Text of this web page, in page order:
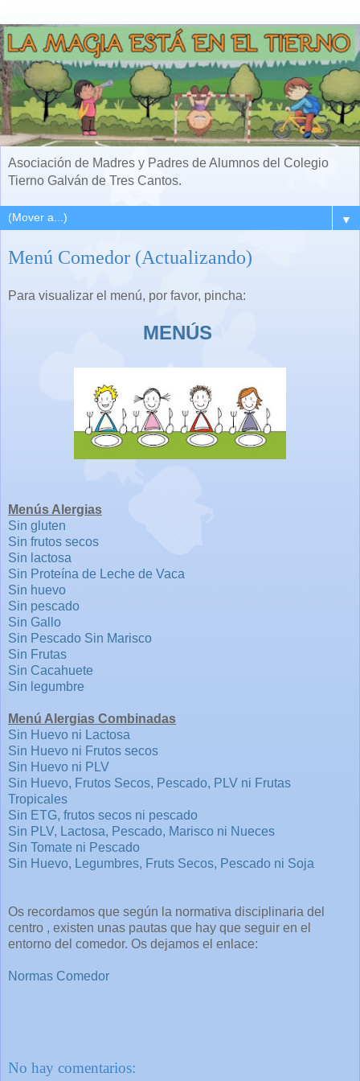
Asociación de Madres y Padres de Alumnos del Colegio
Tierno Galván de Tres Cantos.
▼
Menú Comedor (Actualizando)
Para visualizar el menú, por favor, pincha:
MENÚS
Menús Alergias
Sin gluten
Sin frutos secos
Sin lactosa
Sin Proteína de Leche de Vaca
Sin huevo
Sin pescado
Sin Gallo
Sin Pescado Sin Marisco
Sin Frutas
Sin Cacahuete
Sin legumbre
Menú Alergias Combinadas
Sin Huevo ni Lactosa
Sin Huevo ni Frutos secos
Sin Huevo ni PLV
Sin Huevo, Frutos Secos, Pescado, PLV ni Frutas
Tropicales
Sin ETG, frutos secos ni pescado
Sin PLV, Lactosa, Pescado, Marisco ni Nueces
Sin Tomate ni Pescado
Sin Huevo, Legumbres, Fruts Secos, Pescado ni Soja
Os recordamos que según la normativa disciplinaria del
centro , existen unas pautas que hay que seguir en el
entorno del comedor. Os dejamos el enlace:
Normas Comedor
No hay comentarios: